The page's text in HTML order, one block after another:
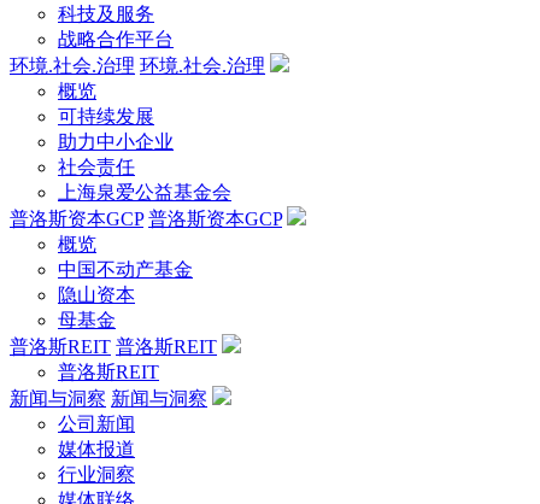
科技及服务
战略合作平台
环境.社会.治理 环境.社会.治理
概览
可持续发展
助力中小企业
社会责任
上海泉爱公益基金会
普洛斯资本GCP 普洛斯资本GCP
概览
中国不动产基金
隐山资本
母基金
普洛斯REIT 普洛斯REIT
普洛斯REIT
新闻与洞察 新闻与洞察
公司新闻
媒体报道
行业洞察
媒体联络